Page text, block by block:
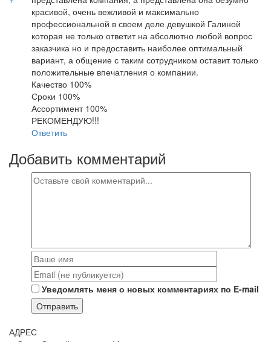
красивой, очень вежливой и максимально
профессиональной в своем деле девушкой Галиной
которая не только ответит на абсолютно любой вопрос
заказчика но и предоставить наиболее оптимальный
вариант, а общение с таким сотрудником оставит только
положительные впечатления о компании.
Качество 100%
Сроки 100%
Ассортимент 100%
РЕКОМЕНДУЮ!!!
Ответить
Добавить комментарий
Уведомлять меня о новых комментариях по E-mail
Отправить
АДРЕС